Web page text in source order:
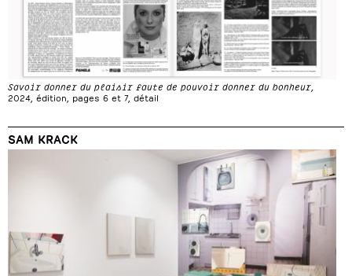
Savoir donner du plaisir faute de pouvoir donner du bonheur,
2024, édition, pages 6 et 7, détail
SAM KRACK